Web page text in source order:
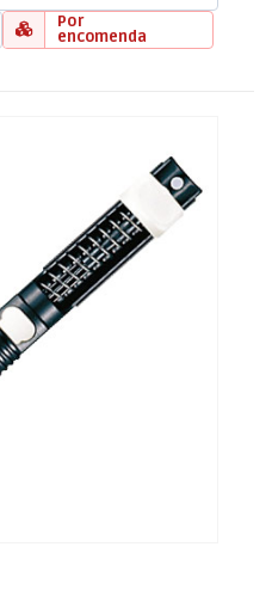
Por
encomenda